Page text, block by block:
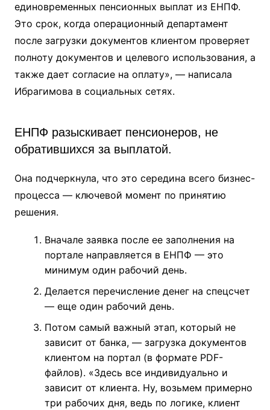
единовременных пенсионных выплат из ЕНПФ.
Это срок, когда операционный департамент
после загрузки документов клиентом проверяет
полноту документов и целевого использования, а
также дает согласие на оплату», — написала
Ибрагимова в социальных сетях.
ЕНПФ разыскивает пенсионеров, не
обратившихся за выплатой.
Она подчеркнула, что это середина всего бизнес-
процесса — ключевой момент по принятию
решения.
Вначале заявка после ее заполнения на
портале направляется в ЕНПФ — это
минимум один рабочий день.
Делается перечисление денег на спецсчет
— еще один рабочий день.
Потом самый важный этап, который не
зависит от банка, — загрузка документов
клиентом на портал (в формате PDF-
файлов). «Здесь все индивидуально и
зависит от клиента. Ну, возьмем примерно
три рабочих дня, ведь по логике, клиент